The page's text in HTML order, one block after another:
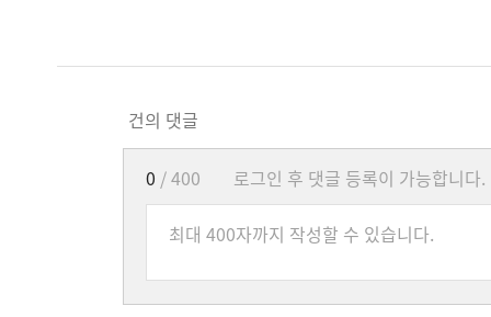
건의 댓글
로그인 후 댓글 등록이 가능합니다.
0 / 400